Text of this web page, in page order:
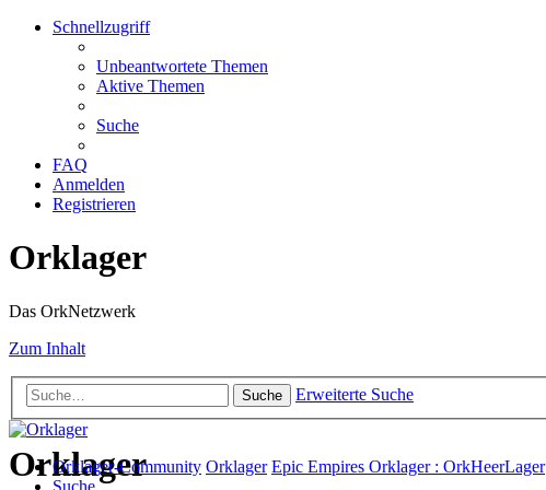
Schnellzugriff
Unbeantwortete Themen
Aktive Themen
Suche
FAQ
Anmelden
Registrieren
Orklager
Das OrkNetzwerk
Zum Inhalt
Suche Erweiterte Suche
Orklager
Orklager-Community Orklager Epic Empires Orklager : OrkHeerLager